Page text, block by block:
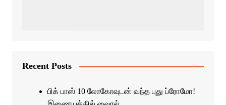
Recent Posts
பிக் பாஸ் 10 லோகோவுடன் வந்த புது ப்ரோமோ!